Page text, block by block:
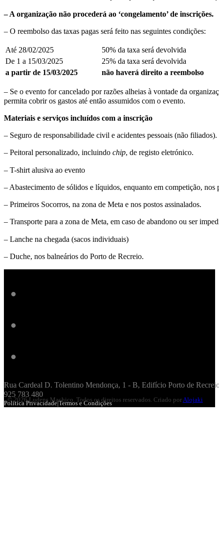
– A organização não procederá ao ‘congelamento’ de inscrições.
– O reembolso das taxas pagas será feito nas seguintes condições:
Até 28/02/2025
50% da taxa será devolvida
De 1 a 15/03/2025
25% da taxa será devolvida
a partir de 15/03/2025
não haverá direito a reembolso
– Se o evento for cancelado por razões alheias à vontade da
permita cobrir os gastos até então assumidos com o evento.
Materiais e serviços incluídos com a inscrição
– Seguro de responsabilidade civil e acidentes pessoais (não filiados).
– Peitoral personalizado, incluindo chip, de registo eletrónico.
– T-shirt alusiva ao evento
– Abastecimento de sólidos e líquidos, enquanto em competição, nos
– Primeiros Socorros, na zona de Meta e nos postos assinalados.
– Transporte para a zona de Meta, em caso de abandono ou ser
– Lanche na chegada (sacos individuais)
– Duche, nos balneários do Porto de Recreio.
Rua Cardeal D. Tolentino Mendonça, 1 - B, Edifício Porto de
925 783 480
Política Privacidade|Termos e Condições
© 2026 Ludens Machico. Todos os direitos reservados. Criado por Alojaki